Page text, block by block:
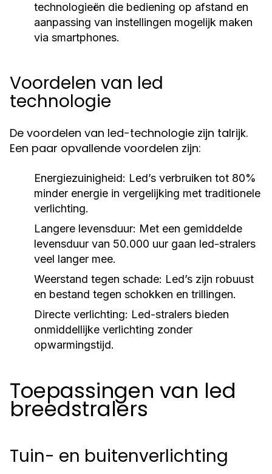
technologieën die bediening op afstand en
aanpassing van instellingen mogelijk maken
via smartphones.
Voordelen van led
technologie
De voordelen van led-technologie zijn talrijk.
Een paar opvallende voordelen zijn:
Energiezuinigheid: Led’s verbruiken tot 80%
minder energie in vergelijking met traditionele
verlichting.
Langere levensduur: Met een gemiddelde
levensduur van 50.000 uur gaan led-stralers
veel langer mee.
Weerstand tegen schade: Led’s zijn robuust
en bestand tegen schokken en trillingen.
Directe verlichting: Led-stralers bieden
onmiddellijke verlichting zonder
opwarmingstijd.
Toepassingen van led
breedstralers
Tuin- en buitenverlichting